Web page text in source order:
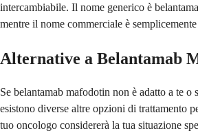
intercambiabile. Il nome generico è
mentre il nome commerciale è
Alternative a Belantamab
Se belantamab mafodotin non è adatto a te o
esistono diverse altre opzioni di trattamento
tuo oncologo considererà la tua situazione